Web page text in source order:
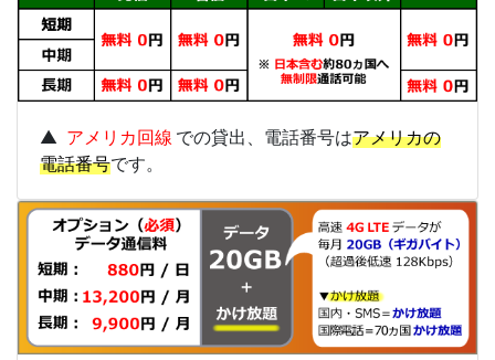
▲ アメリカ回線 での貸出、電話番号はアメリカの
電話番号です。